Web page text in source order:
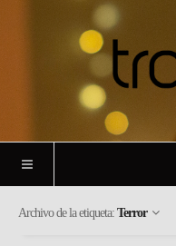
Archivo de la etiqueta: Terror